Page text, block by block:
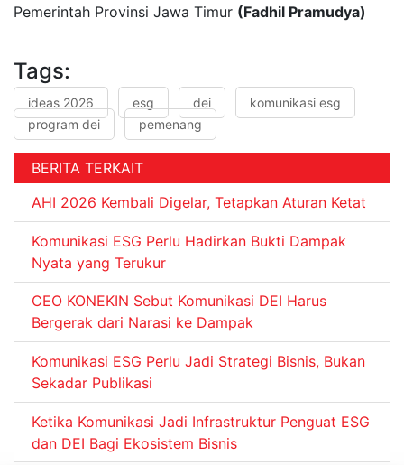
Pemerintah Provinsi Jawa Timur (Fadhil Pramudya)
Tags:
ideas 2026 esg dei
komunikasi esg
program dei
pemenang
BERITA TERKAIT
AHI 2026 Kembali Digelar, Tetapkan Aturan Ketat
Komunikasi ESG Perlu Hadirkan Bukti Dampak
Nyata yang Terukur
CEO KONEKIN Sebut Komunikasi DEI Harus
Bergerak dari Narasi ke Dampak
Komunikasi ESG Perlu Jadi Strategi Bisnis, Bukan
Sekadar Publikasi
Ketika Komunikasi Jadi Infrastruktur Penguat ESG
dan DEI Bagi Ekosistem Bisnis